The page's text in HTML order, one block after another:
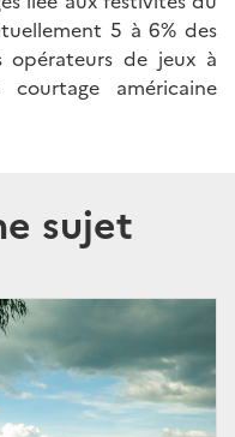
5 à 6% des
opérateurs de jeux à
américaine
sujet